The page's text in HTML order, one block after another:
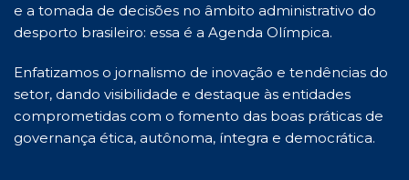
e a tomada de decisões no âmbito administrativo do
desporto brasileiro: essa é a Agenda Olímpica.
Enfatizamos o jornalismo de inovação e tendências do
setor, dando visibilidade e destaque às entidades
comprometidas com o fomento das boas práticas de
governança ética, autônoma, íntegra e democrática.